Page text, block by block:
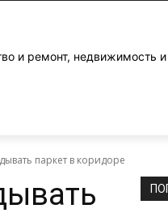
и ремонт, недвижимость
паркет в коридоре